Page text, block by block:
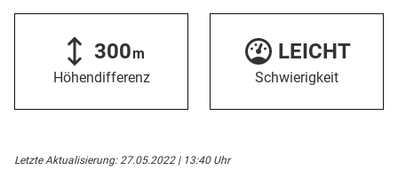
300m
Höhendifferenz
LEICHT
Schwierigkeit
Letzte Aktualisierung: 27.05.2022 | 13:40 Uhr